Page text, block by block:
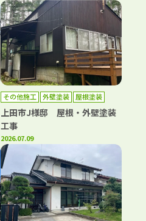
その他施工 外壁塗装 屋根塗装
上田市J様邸 屋根・外壁塗装
工事
2026.07.09